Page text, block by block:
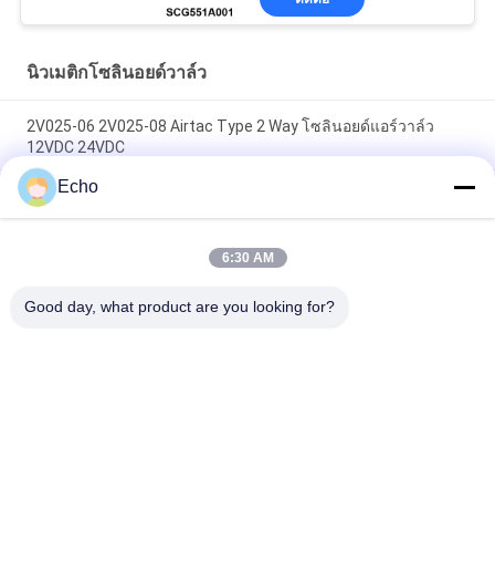
นิวเมติกโซลินอยด์วาล์ว
2V025-06 2V025-08 Airtac Type 2 Way โซลินอยด์แอร์วาล์ว
12VDC 24VDC
Airtac Type 2/2 Way โซลินอยด์แอร์วาล์ว 2V025-06 2V025-08
24V 220V
3V1-06 Airtac Type 3 Way โซลินอยด์แอร์วาล์ว 1/8 '' 12V 24V
Echo
6:30 AM
Good day, what product are you looking for?